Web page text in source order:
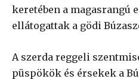
keretében a magasrangú
ellátogattak a gödi
A szerda reggeli
püspökök és érsekek a